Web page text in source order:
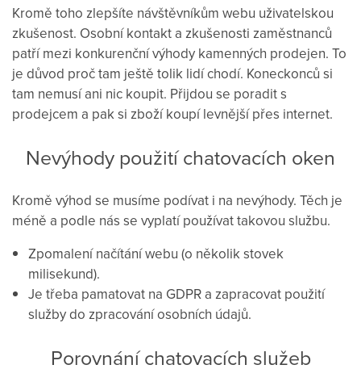
Kromě toho zlepšíte návštěvníkům webu uživatelskou
zkušenost. Osobní kontakt a zkušenosti zaměstnanců
patří mezi konkurenční výhody kamenných prodejen. To
je důvod proč tam ještě tolik lidí chodí. Koneckonců si
tam nemusíani nic koupit. Přijdou se poradit s
prodejcem a pak si zboží koupí levnějšípřes internet.
Nevýhody použití chatovacích oken
Kromě výhod se musíme podívat i na nevýhody. Těch je
méně a podle nás se vyplatí používattakovou službu.
Zpomalení načítáníwebu (o několik stovek
milisekund).
Je třeba pamatovat na GDPR a zapracovat použití
službydo zpracováníosobních údajů.
Porovnáníchatovacích služeb